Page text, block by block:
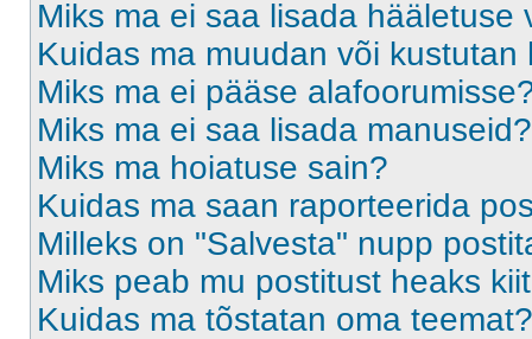
Miks ma ei saa lisada hääletuse
Kuidas ma muudan või kustutan
Miks ma ei pääse
Miks ma ei saa lisada manuseid?
Miks ma hoiatuse sain?
Kuidas ma saan raporteerida
Milleks on "Salvesta" nupp
Miks peab mu postitust heaks
Kuidas ma tõstatan oma teemat?